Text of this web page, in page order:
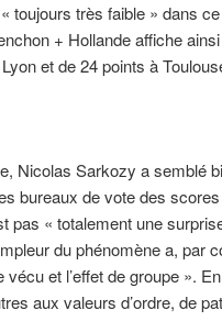
toujours très faible » dans
+ Hollande affiche
et de 24 points à
Nicolas Sarkozy a semblé
bureaux de vote des
pas « totalement une
du phénomène a,
et l’effet de groupe ».
aux valeurs d’ordre, de